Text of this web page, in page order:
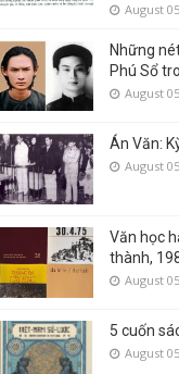
August
Những
Phú Sổ
August
Án Văn:
August
Văn học
thành,
August
5 cuốn
August